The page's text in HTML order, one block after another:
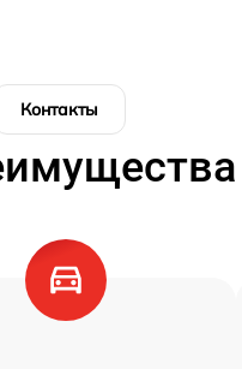
Контакты